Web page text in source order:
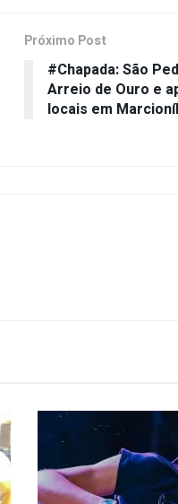
Próximo Post
#Chapada: São
Arreio de Ouro e
locais em